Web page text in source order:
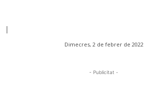
|
Dimecres, 2 de febrer de 2022
- Publicitat -